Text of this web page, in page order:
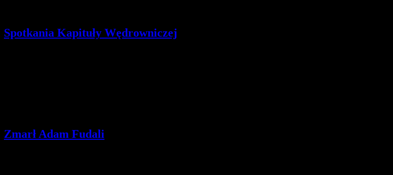
Spotkania Kapituły Wędrowniczej
Zmarł Adam Fudali